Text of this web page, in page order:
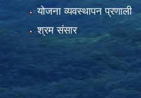
योजना व्यवस्थापन प्रणाली
श्रम संसार